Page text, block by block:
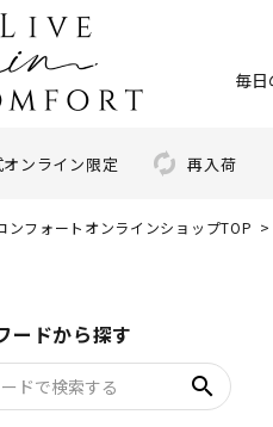
毎
オンライン限定 再入荷
ンフォートオンラインショップTOP
ードから探す
search